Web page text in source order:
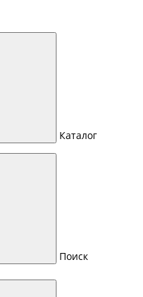
Каталог
Поиск